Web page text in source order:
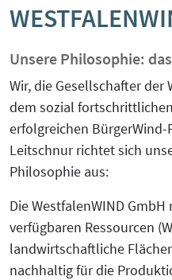
Unsere Philosophie:
Wir, die Gesellschafter der
dem sozial
erfolgreichen
Leitschnur richtet sich
Philosophie aus:
Die WestfalenWIND
verfügbaren Ressourcen
landwirtschaftliche
nachhaltig für die
KreisEL
SchuBS® - Schule und
Samstag
5G4Industry
DeSiRe-NG (ausgelaufen)
DualStrat (ausgelaufen)
KoTeBi (ausgelaufen)
Kreislaufwirtschaft-
Regeneratives Wirtschaften
Peer Group zur EU
Verordnung mit
Finanzakteuren aus OWL
Social-Media-Sprechtage
Website-Check OWL